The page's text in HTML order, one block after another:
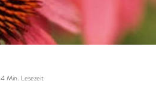
4 Min. Lesezeit